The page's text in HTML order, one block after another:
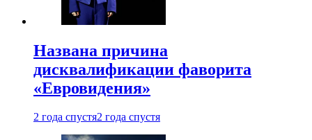
Названа причина
дисквалификации фаворита
«Евровидения»
2 года спустя2 года спустя